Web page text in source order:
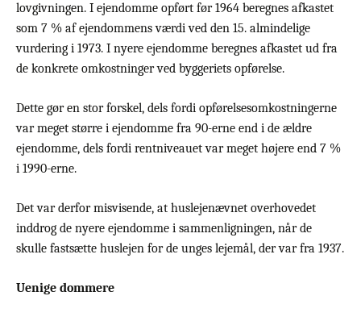
lovgivningen. I ejendomme opført før 1964 beregnes afkastet
som 7 % af ejendommens værdi ved den 15. almindelige
vurdering i 1973. I nyere ejendomme beregnes afkastet ud fra
de konkrete omkostninger ved byggeriets opførelse.
Dette gør en stor forskel, dels fordi opførelsesomkostningerne
var meget større i ejendomme fra 90-erne end i de ældre
ejendomme, dels fordi rentniveauet var meget højere end 7 %
i 1990-erne.
Det var derfor misvisende, at huslejenævnet overhovedet
inddrog de nyere ejendomme i sammenligningen, når de
skulle fastsætte huslejen for de unges lejemål, der var fra 1937.
Uenige dommere